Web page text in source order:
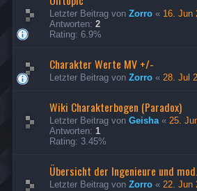
Letzter Beitrag von Zorro « 16. Jun
Antworten: 2
Rating: 6.9%
Charakter Werte MV +/-
Letzter Beitrag von Zorro « 28. Jul
Wiki Charakterbogen (Paradox)
Letzter Beitrag von Geisha« 25.
Antworten: 1
Rating: 3.45%
Übersicht der Ingenieure und
Letzter Beitrag von Zorro « 22. Jun